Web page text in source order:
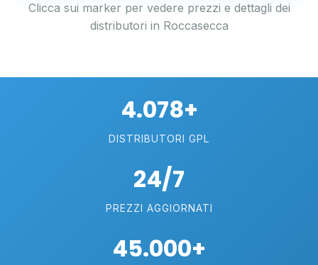
Clicca sui marker per vedere prezzi e dettagli dei
distributori in Roccasecca
4.078+
DISTRIBUTORI GPL
24/7
PREZZI AGGIORNATI
45.000+